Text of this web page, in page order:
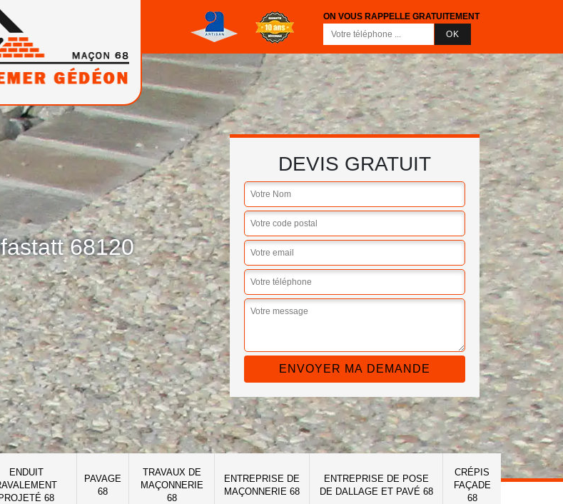
ON VOUS RAPPELLE GRATUITEMENT
68120
DEVIS GRATUIT
ENDUIT
PROJETÉ 68
PAVAGE
68
TRAVAUX DE
MAÇONNERIE
68
ENTREPRISE DE
MAÇONNERIE 68
ENTREPRISE DE POSE
DE DALLAGE ET PAVÉ 68
CRÉPIS
FAÇADE
68